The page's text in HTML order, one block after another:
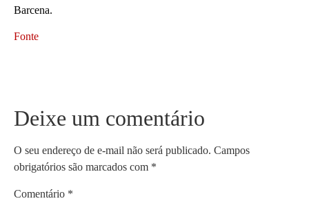
Barcena.
Fonte
Deixe um comentário
O seu endereço de e-mail não será publicado. Campos
obrigatórios são marcados com *
Comentário *